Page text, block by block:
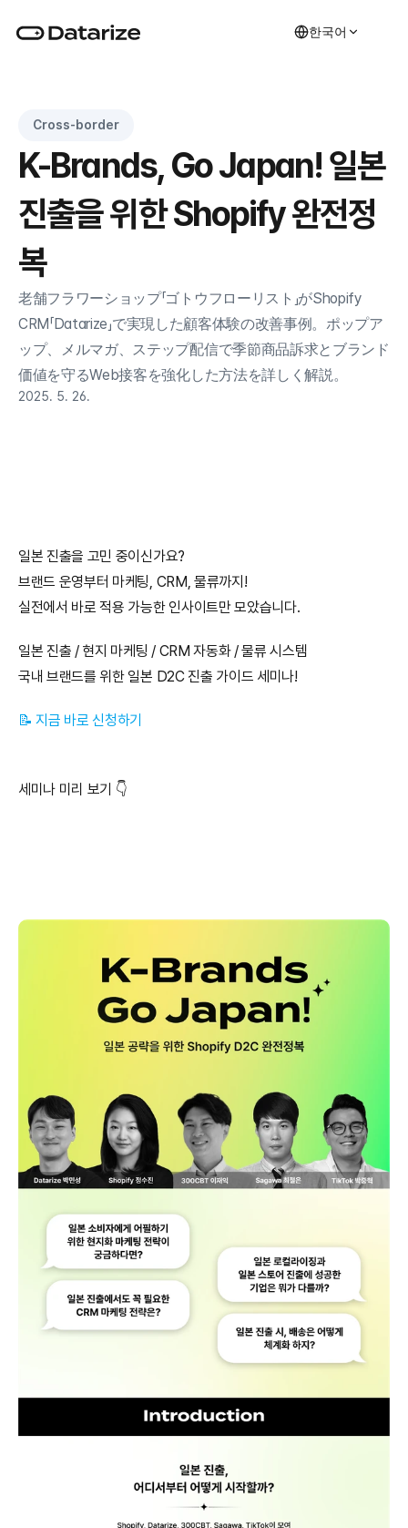
한국어
Cross-border
K-Brands, Go Japan! 일본
진출을 위한 Shopify 완전정
복
老舗フラワーショップ「ゴトウフローリスト」がShopify
CRM「Datarize」で実現した顧客体験の改善事例。ポップア
ップ、メルマガ、ステップ配信で季節商品訴求とブランド
価値を守るWeb接客を強化した方法を詳しく解説。
2025. 5. 26.
일본 진출을 고민 중이신가요?
브랜드 운영부터 마케팅, CRM, 물류까지!
실전에서 바로 적용 가능한 인사이트만 모았습니다.
일본 진출 / 현지 마케팅 / CRM 자동화 / 물류 시스템
국내 브랜드를 위한 일본 D2C 진출 가이드 세미나!
📝 지금 바로 신청하기
세미나 미리 보기 👇